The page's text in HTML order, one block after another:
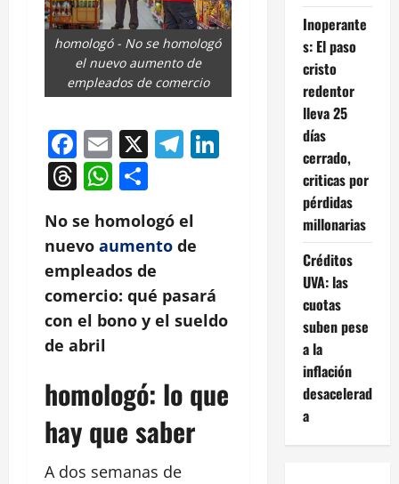
homologó - No se homologó
el nuevo aumento de
empleados de comercio
Facebook
Email
X Telegram
LinkedIn
Threads
WhatsApp
No se homologó el
nuevo aumento de
empleados de
comercio: qué pasará
con el bono y el sueldo
de abril
homologó: lo que
hay que saber
A dos semanas de
Inoperante
s: El paso
cristo
redentor
lleva 25
días
cerrado,
criticas por
pérdidas
millonarias
Créditos
UVA: las
cuotas
suben pese
a la
inflación
desacelerad
a